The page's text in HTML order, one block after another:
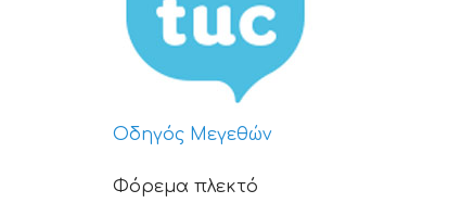
Οδηγός Μεγεθών
Φόρεμα πλεκτό